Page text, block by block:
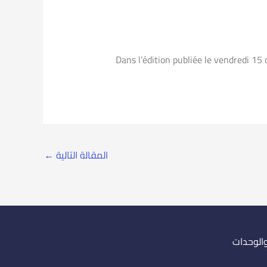
Dans l’édition publiée le vendredi
المقالة التالية ←